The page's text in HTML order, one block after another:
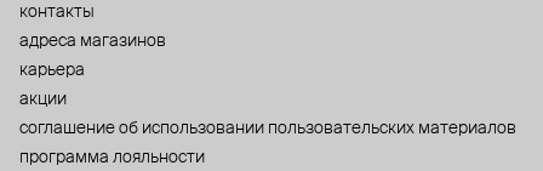
контакты
адреса магазинов
карьера
акции
cоглашение об использовании пользовательских материалов
программа лояльности